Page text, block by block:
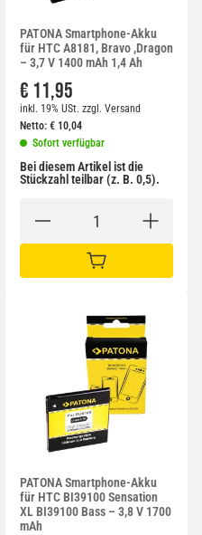
PATONA Smartphone-Akku
für HTC A8181, Bravo ,Dragon
– 3,7 V 1400 mAh 1,4 Ah
€ 11,95
inkl. 19% USt. zzgl. Versand
Netto: € 10,04
Sofort verfügbar
Bei diesem Artikel ist die
Stückzahl teilbar (z. B. 0,5).
IN DEN WARENKORB
PATONA Smartphone-Akku
für HTC BI39100 Sensation
XL BI39100 Bass – 3,8 V 1700
mAh